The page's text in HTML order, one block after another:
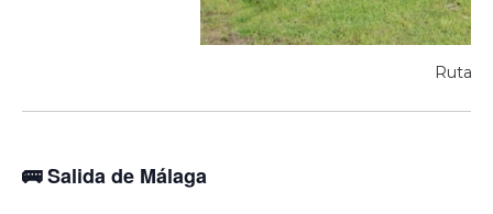
Ruta
🚌Salida de Málaga